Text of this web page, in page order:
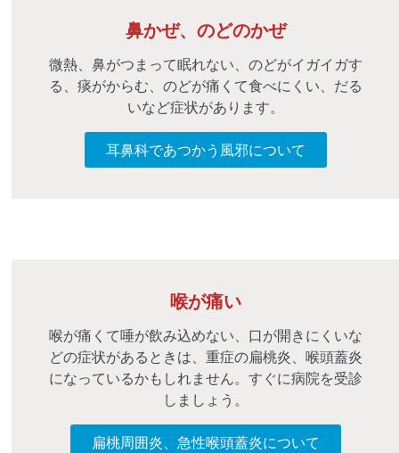
鼻かぜ、のどのかぜ
微熱、鼻がつまって眠れない、のどがイガイガす
る、痰がからむ、のどが痛くて食べにくい、だる
いなど症状があります。
耳鼻科であつかう風邪について
喉が痛い
喉が痛くて唾が飲み込めない、口が開きにくいな
どの症状があるときは、重症の扁桃炎、喉頭蓋炎
になっているかもしれません。すぐに病院を受診
しましょう。
扁桃周囲炎、急性喉頭蓋炎について